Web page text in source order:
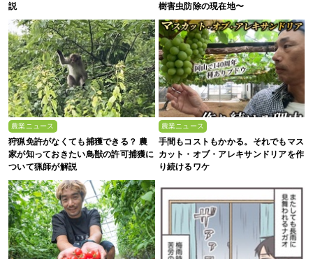
説
樹害虫防除の現在地〜
農業ニュース
狩猟免許がなくても捕獲できる？ 農
家が知っておきたい鳥獣の許可捕獲に
ついて猟師が解説
農業ニュース
手間もコストもかかる。それでもマス
カット・オブ・アレキサンドリアを作
り続けるワケ